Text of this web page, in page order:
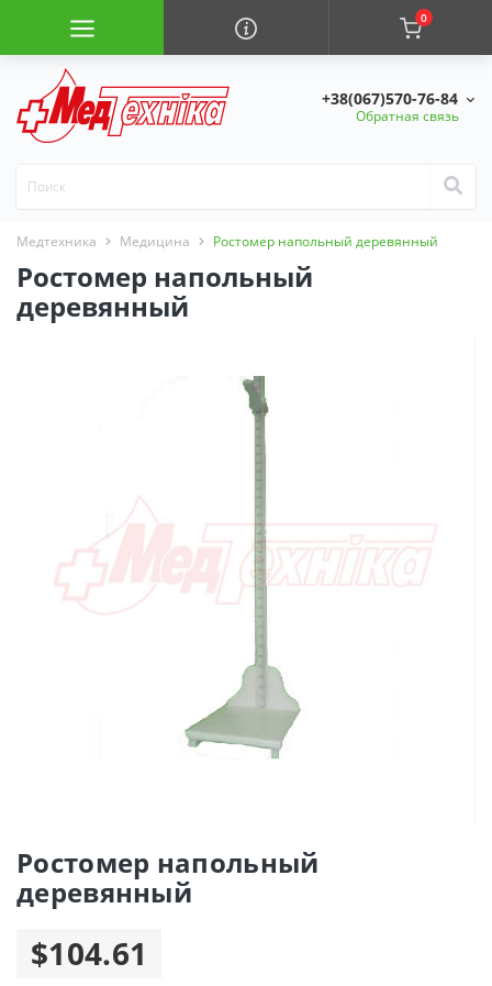
0
+38(067)570-76-84
Обратная связь
Медтехника Медицина Ростомер напольный деревянный
Ростомер напольный
деревянный
Ростомер напольный
деревянный
$104.61